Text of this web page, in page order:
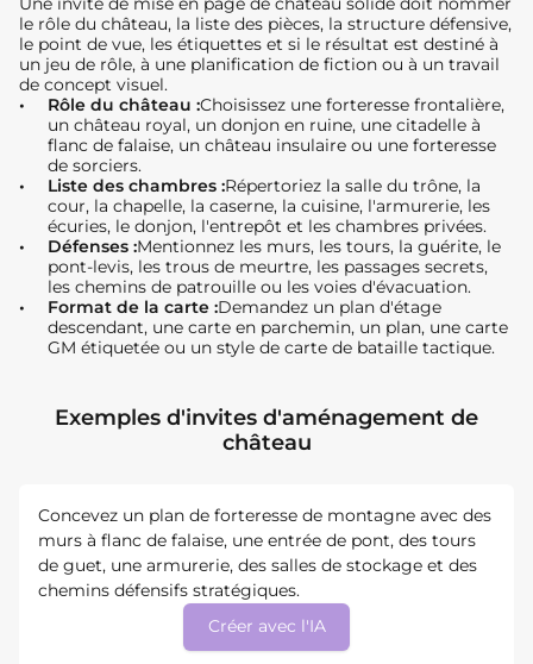
le rôle du château, la liste des pièces, la structure défensive,
le point de vue, les étiquettes et si le résultat est destiné à
un jeu de rôle, à une planification de fiction ou à un travail
de concept visuel.
Rôle du château :Choisissez une forteresse frontalière,
un château royal, un donjon en ruine, une citadelle à
flanc de falaise, un château insulaire ou une forteresse
de sorciers.
Liste des chambres :Répertoriez la salle du trône, la
cour, la chapelle, la caserne, la cuisine, l'armurerie, les
écuries, le donjon, l'entrepôt et les chambres privées.
Défenses :Mentionnez les murs, les tours, la guérite, le
pont-levis, les trous de meurtre, les passages secrets,
les chemins de patrouille ou les voies d'évacuation.
Format de la carte :Demandez un plan d'étage
descendant, une carte en parchemin, un plan, une carte
GM étiquetée ou un style de carte de bataille tactique.
Exemples d'invites d'aménagement de
château
Concevez un plan de forteresse de montagne avec des
murs à flanc de falaise, une entrée de pont, des tours
de guet, une armurerie, des salles de stockage et des
chemins défensifs stratégiques.
Créer avec l'IA